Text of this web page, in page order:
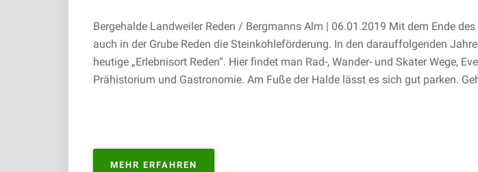
Bergehalde Landweiler Reden / Bergmanns Alm | 06.01.2019 Mit dem Ende
auch in der Grube Reden die Steinkohleförderung. In den darauffolgenden
heutige „Erlebnisort Reden“. Hier findet man Rad-, Wander- und Skater Wege,
Prähistorium und Gastronomie. Am Fuße der Halde lässt es sich gut parken.
MEHR ERFAHREN